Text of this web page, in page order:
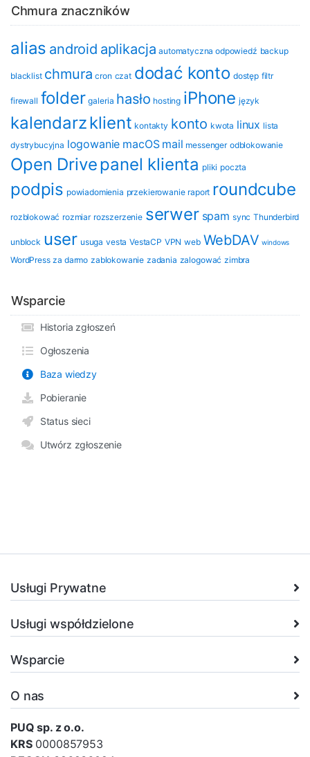
Chmura znaczników
alias android aplikacja automatyczna odpowiedź backup
blacklist chmura cron czat dodać konto dostęp filtr
firewall folder galeria hasło hosting iPhone język
kalendarzklient kontakty konto kwota linux lista
dystrybucyjna logowanie macOS mail messenger odblokowanie
Open Drivepanel klienta pliki poczta
podpis powiadomienia przekierowanie raport roundcube
rozblokować rozmiar rozszerzenie serwer spam sync Thunderbird
unblock user usuga vesta VestaCP VPN web WebDAV windows
WordPress za darmo zablokowanie zadania zalogować zimbra
Wsparcie
Historia zgłoszeń
Ogłoszenia
Baza wiedzy
Pobieranie
Status sieci
Utwórz zgłoszenie
Usługi Prywatne
Usługi współdzielone
Wsparcie
O nas
PUQ sp. z o.o.
KRS0000857953